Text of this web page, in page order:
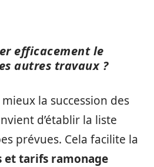
efficacement le
autres travaux ?
la succession des
d’établir la liste
prévues. Cela facilite la
et tarifs ramonage